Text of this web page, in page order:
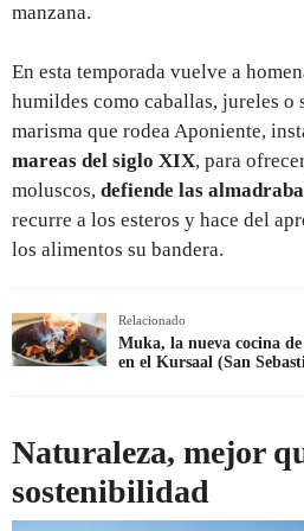
manzana.
En esta temporada vuelve a
humildes como caballas, jureles o
marisma que rodea Aponiente,
mareas del siglo XIX, para
moluscos, defiende las
recurre a los esteros y hace del
los alimentos su bandera.
Relacionado
Muka, la nueva cocina
en el Kursaal (San
Naturaleza, mejor
sostenibilidad